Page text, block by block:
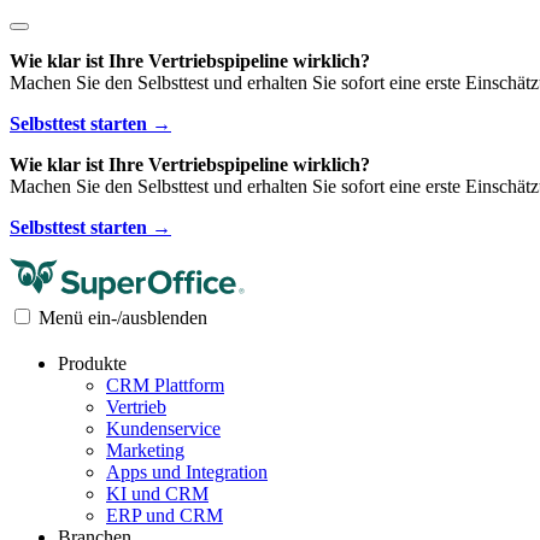
Wie klar ist Ihre Vertriebspipeline wirklich?
Machen Sie den Selbsttest und erhalten Sie sofort eine erste
Selbsttest starten →
Wie klar ist Ihre Vertriebspipeline wirklich?
Machen Sie den Selbsttest und erhalten Sie sofort eine erste
Selbsttest starten →
Menü ein-/ausblenden
Produkte
CRM Plattform
Vertrieb
Kundenservice
Marketing
Apps und Integration
KI und CRM
ERP und CRM